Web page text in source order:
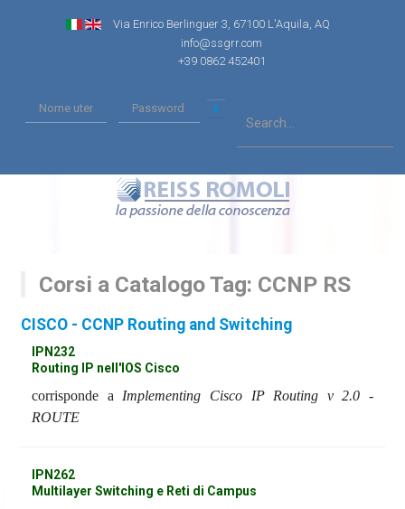
Via Enrico Berlinguer 3, 67100 L'Aquila, AQ
info@ssgrr.com
+39 0862 452401
Corsi a Catalogo Tag: CCNP RS
CISCO - CCNP Routing and Switching
IPN232
Routing IP nell'IOS Cisco
corrisponde a Implementing Cisco IP Routing v 2.0 -
ROUTE
IPN262
Multilayer Switching e Reti di Campus